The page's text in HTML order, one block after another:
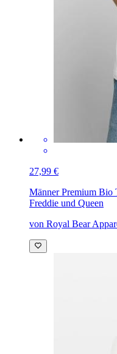
27,99 €
Männer Premium Bio
Freddie und Queen
von Royal Bear